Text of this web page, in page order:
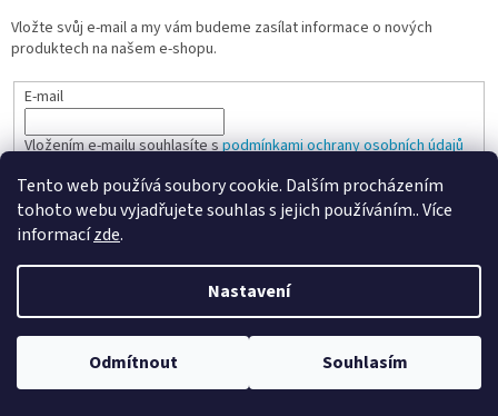
Tento web používá soubory cookie. Dalším procházením
tohoto webu vyjadřujete souhlas s jejich používáním.. Více
informacízde.
Nastavení
Odmítnout Souhlasím
Vložte svůj e-mail a my vám budeme zasílat informace o nových
produktech na našem e-shopu.
E-mail
Vložením e-mailu souhlasíte spodmínkami ochrany osobních údajů
PŘIHLÁSIT SE
Vytvořil Shoptet
Copyright 2026Spokojená kancelář . Všechna práva vyhrazena.